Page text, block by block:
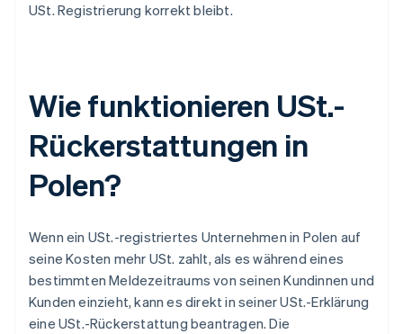
USt. Registrierung korrekt bleibt.
Wie funktionieren USt.-
Rückerstattungen in
Polen?
Wenn ein USt.-registriertes Unternehmen in Polen auf
seine Kosten mehr USt. zahlt, als es während eines
bestimmten Meldezeitraums von seinen Kundinnen und
Kunden einzieht, kann es direkt in seiner USt.-Erklärung
eine USt.-Rückerstattung beantragen. Die